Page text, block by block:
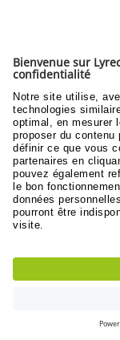
Découvrez
Durabilité
generales